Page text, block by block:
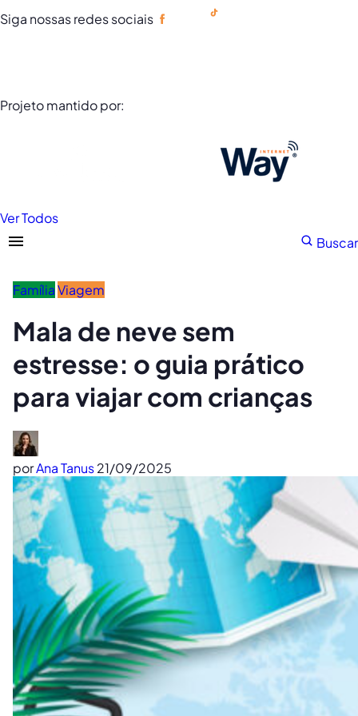
Siga nossas redes sociais
Projeto mantido por:
Ver Todos
Buscar
FamíliaViagem
Mala de neve sem
estresse: o guia prático
para viajar com crianças
porAna Tanus21/09/2025